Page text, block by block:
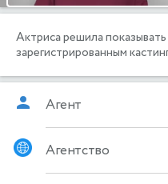
Актриса решила
зарегистрированным
Агент
Агентство